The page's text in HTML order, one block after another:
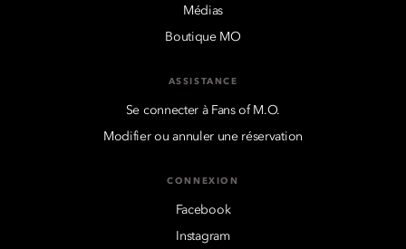
Médias
Boutique MO
ASSISTANCE
Se connecter à Fans of M.O.
Modifier ou annuler une réservation
CONNEXION
Facebook
Instagram